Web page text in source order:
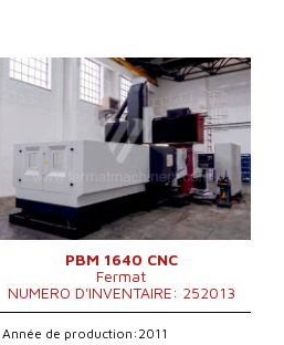
PBM 1640 CNC
Fermat
NUMERO D'INVENTAIRE: 252013
Année de production:2011